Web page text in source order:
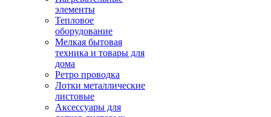
элементы
Тепловое
оборудование
Мелкая бытовая
техника и товары для
дома
Ретро проводка
Лотки металлические
листовые
Аксессуары для